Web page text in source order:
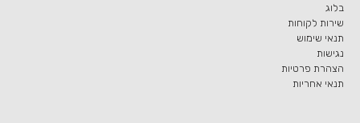
בלוג
שירות לקוחות
תנאי שימוש
נגישות
הצהרת פרטיות
תנאי אחריות